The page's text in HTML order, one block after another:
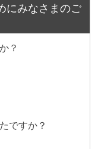
にみなさまのご
？
ですか？